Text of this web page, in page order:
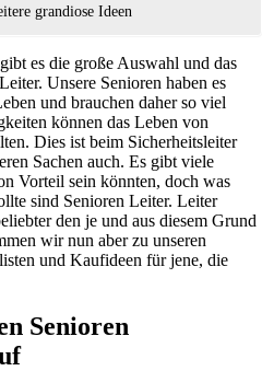
grandiose Ideen
es die große Auswahl und das
Unsere Senioren haben es
und brauchen daher so viel
können das Leben von
Dies ist beim Sicherheitsleiter
Sachen auch. Es gibt viele
Vorteil sein könnten, doch was
sind Senioren Leiter. Leiter
den je und aus diesem Grund
wir nun aber zu unseren
und Kaufideen für jene, die
Senioren